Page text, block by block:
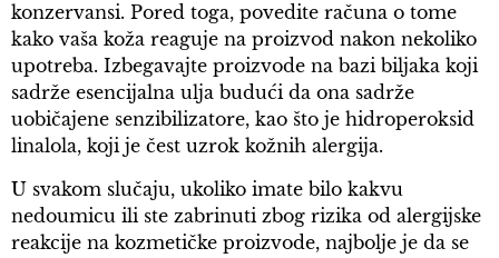
konzervansi. Pored toga, povedite računa o tome
kako vaša koža reaguje na proizvod nakon nekoliko
upotreba. Izbegavajte proizvode na bazi biljaka koji
sadrže esencijalna ulja budući da ona sadrže
uobičajene senzibilizatore, kao što je hidroperoksid
linalola, koji je čest uzrok kožnih alergija.
U svakom slučaju, ukoliko imate bilo kakvu
nedoumicu ili ste zabrinuti zbog rizika od alergijske
reakcije na kozmetičke proizvode, najbolje je da se